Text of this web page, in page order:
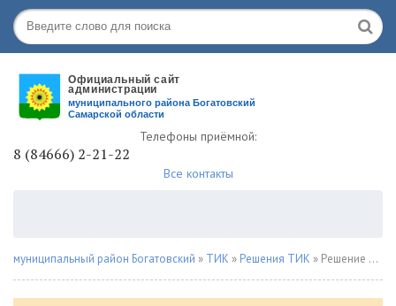
Телефоны приёмной:
8 (84666) 2-21-22
Все контакты
муниципальный район Богатовский » ТИК » Решения ТИК » Решение № 88 от 10.11.2023г.